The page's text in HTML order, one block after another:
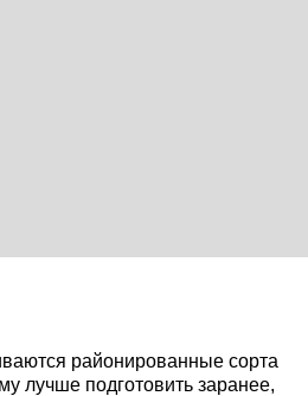
районированные сорта
лучше подготовить заранее,